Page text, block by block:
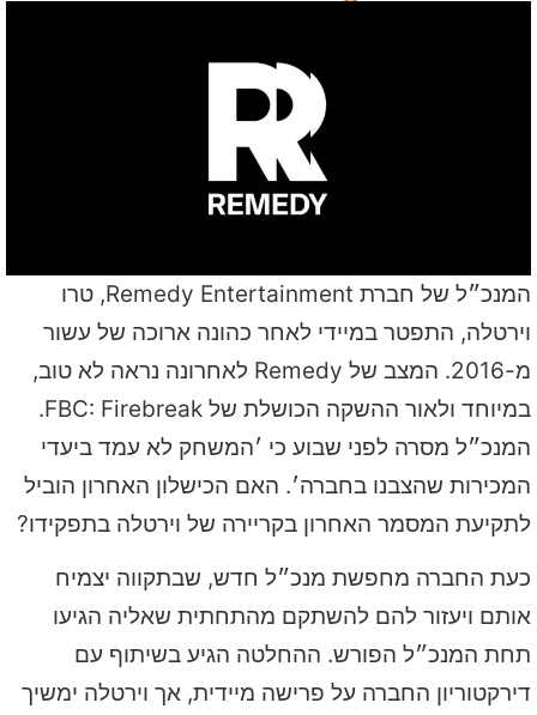
המנכ״ל של חברת Remedy Entertainment, טרו
וירטלה, התפטר במיידי לאחר כהונה ארוכה של עשור
מ-2016. המצב של Remedy לאחרונה נראה לא טוב,
במיוחד ולאור ההשקה הכושלת של FBC: Firebreak.
המנכ״ל מסרה לפני שבוע כי ׳המשחק לא עמד ביעדי
המכירות שהצבנו בחברה׳. האם הכישלון האחרון הוביל
לתקיעת המסמר האחרון בקריירה של וירטלה בתפקידו?
כעת החברה מחפשת מנכ״ל חדש, שבתקווה יצמיח
אותם ויעזור להם להשתקם מהתחתית שאליה הגיעו
תחת המנכ״ל הפורש. ההחלטה הגיע בשיתוף עם
דירקטוריון החברה על פרישה מיידית, אך וירטלה ימשיך